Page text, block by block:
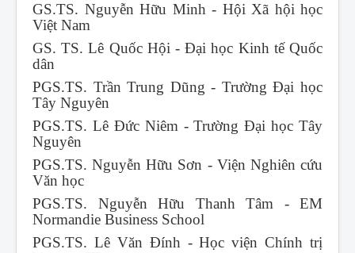
GS.TS. Nguyễn Hữu Minh - Hội Xã hội học
Việt Nam
GS. TS. Lê Quốc Hội - Đại học Kinh tế Quốc
dân
PGS.TS. Trần Trung Dũng - Trường Đại học
Tây Nguyên
PGS.TS. Lê Đức Niêm - Trường Đại học Tây
Nguyên
PGS.TS. Nguyễn Hữu Sơn - Viện Nghiên cứu
Văn học
PGS.TS. Nguyễn Hữu Thanh Tâm - EM
Normandie Business School
PGS.TS. Lê Văn Đính - Học viện Chính trị